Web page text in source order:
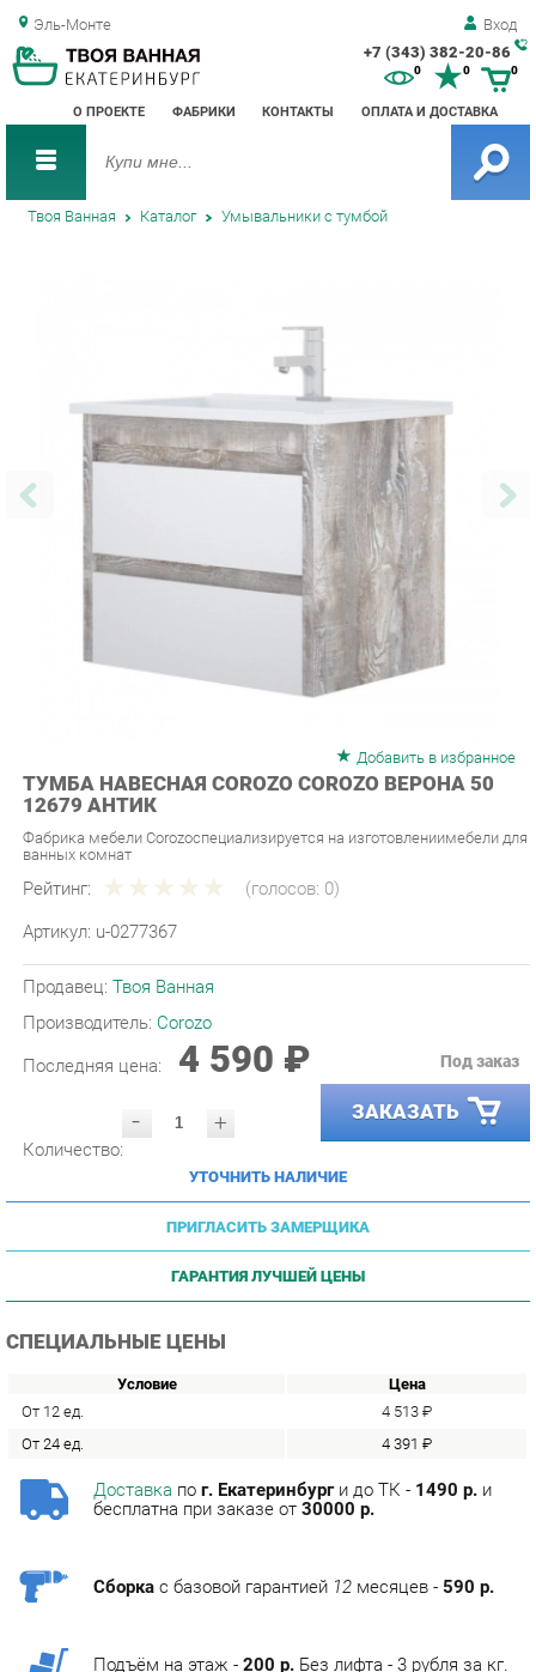
Эль-Монте Вход
+7 (343) 382-20-86
О ПРОЕКТЕ ФАБРИКИ КОНТАКТЫ ОПЛАТА И ДОСТАВКА
0 0
Твоя Ванная Каталог Умывальники с тумбой
ТУМБА НАВЕСНАЯ COROZO COROZO ВЕРОНА 50
12679 АНТИК
Фабрика мебели Corozoспециализируется на изготовлениимебели для
Рейтинг: (голосов:
Артикул: u-0277367
Продавец:
Производитель: Corozo
Последняя цена: 4 590 ₽
- + ЗАКАЗАТЬ
УТОЧНИТЬ НАЛИЧИЕ
ПРИГЛАСИТЬ ЗАМЕРЩИКА
ГАРАНТИЯ ЛУЧШЕЙ ЦЕНЫ
СПЕЦИАЛЬНЫЕ ЦЕНЫ
От 12 ед.
4 391 ₽
с базовой гарантией месяцев -
Подъём на этаж -200 р.Без лифта - 3 рубля за кг.